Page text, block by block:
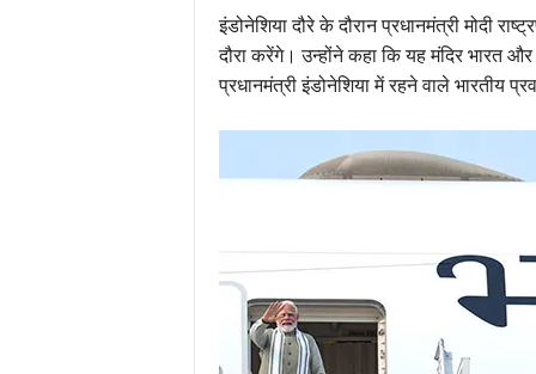
इंडोनेशिया दौरे के दौरान प्रधानमंत्री मोदी
दौरा करेंगे। उन्होंने कहा कि यह मंदिर भारत
प्रधानमंत्री इंडोनेशिया में रहने वाले भारतीय